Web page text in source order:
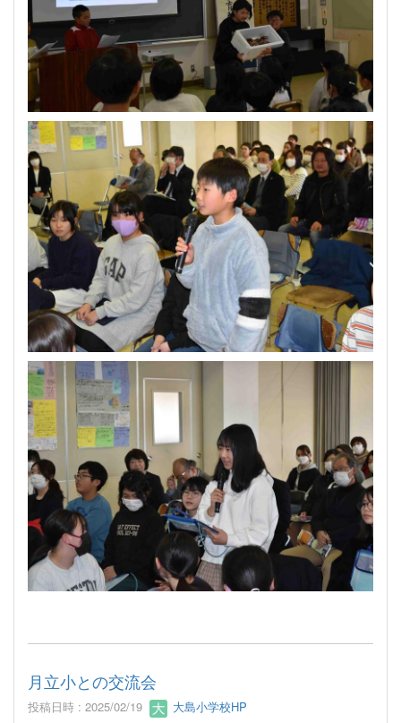
月立小との交流会
投稿日時 : 2025/02/19 大島小学校HP